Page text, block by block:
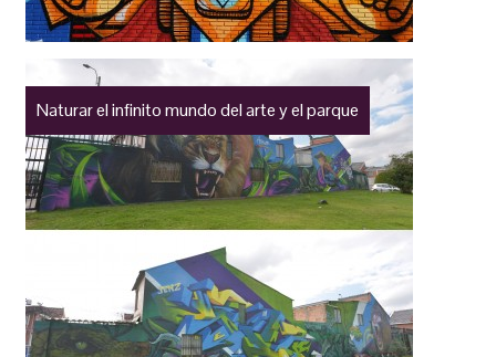
Naturar el infinito mundo del arte y el parque